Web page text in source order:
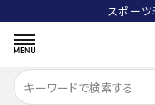
スポーツ